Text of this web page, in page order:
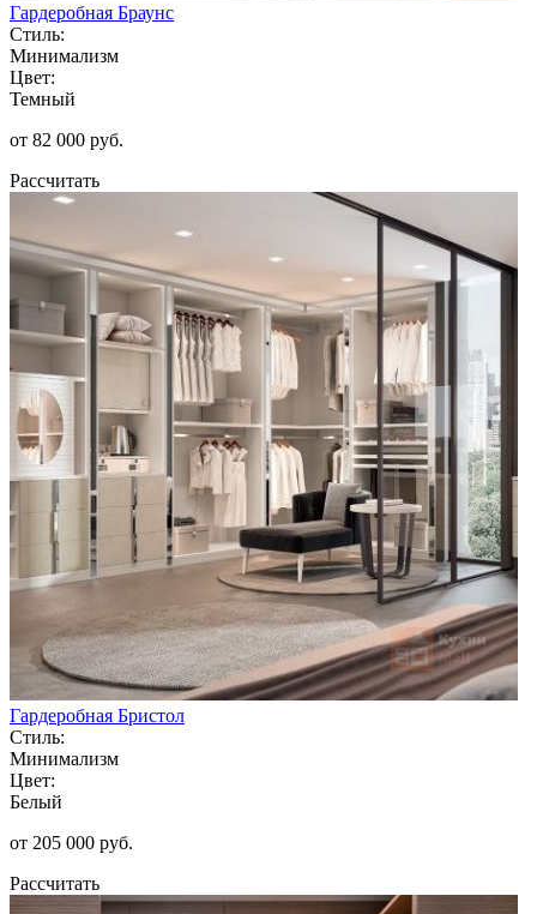
Гардеробная Браунс
Стиль:
Минимализм
Цвет:
Темный
от 82 000 руб.
Рассчитать
Гардеробная Бристол
Стиль:
Минимализм
Цвет:
Белый
от 205 000 руб.
Рассчитать